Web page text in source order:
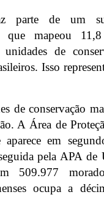
parte de um
que mapeou
de
Isso
de conservação
A Área de
aparece em
pela APA
509.977
ocupa a